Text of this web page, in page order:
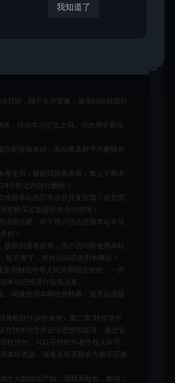
召回，顾不支持退换！避免纠纷耽误时
络，仅供学习交流之用。切勿用于商业
即告知本站，本站将及时予与删除并
考使用，版权归原著所有，禁止下载本
小时之内自行删除！
持本站的日常运营开支所需！若您需
您购买正版授权并合法使用！
律法规，对于用户违法使用本站非法
担！
版权归原著所有，用户访问和使用本站
如不遵守，请勿访问或使用本网站！
而触犯中华人民共和国法律的，一切
本站已经进行告知义务。
、间接使用本网站资料者，视为自愿接
算机软件保护条例》第二章"软件菩作
究软件内含的设计思想和原理，通过安
软件的，可以不经软件著作权人许可，
本站资源，请务必联系版权方购买正版
个人的知识产权，请联系站长，邮箱：
我知道了